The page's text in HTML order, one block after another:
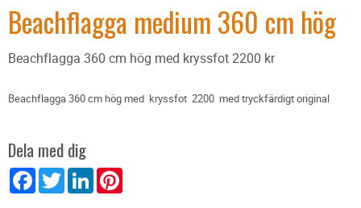
Beachflagga medium 360 cm hög
Beachflagga 360 cm hög med kryssfot 2200 kr
Beachflagga 360 cm hög med kryssfot 2200 med tryckfärdigt original
Dela med dig
FacebookTwitter LinkedIn